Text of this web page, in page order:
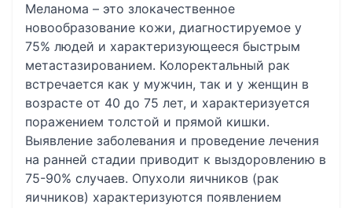
Меланома – это злокачественное
новообразование кожи, диагностируемое у
75% людей и характеризующееся быстрым
метастазированием. Колоректальный рак
встречается как у мужчин, так и у женщин в
возрасте от 40 до 75 лет, и характеризуется
поражением толстой и прямой кишки.
Выявление заболевания и проведение лечения
на ранней стадии приводит к выздоровлению в
75-90% случаев. Опухоли яичников (рак
яичников) характеризуются появлением